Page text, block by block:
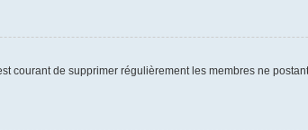
courant de supprimer régulièrement les membres ne